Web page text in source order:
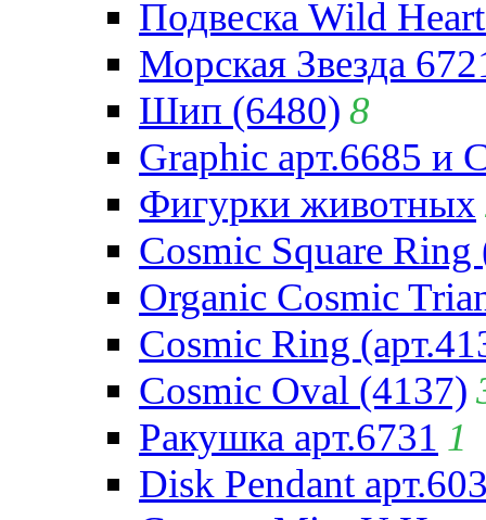
Подвеска Wild
Морская Звезда
Шип (6480) 8
Graphic арт.6685 и
Фигурки животных
Cosmic Square Ring
Organic Cosmic
Cosmic Ring
Cosmic Oval (4137)
Ракушка арт.6731 1
Disk Pendant